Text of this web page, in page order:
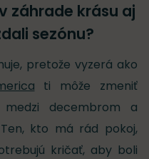
záhrade krásu aj
sezónu?
pretože vyzerá ako
ti môže zmeniť
decembrom a
kto má rád pokoj,
kričať, aby boli